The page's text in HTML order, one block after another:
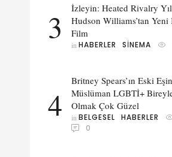
3
İzleyin: Heated Rivalry
Hudson Williams’tan Yeni
Film
in HABERLER SINEMA
4
Britney Spears’ın Eski
Müslüman LGBTİ+
Olmak Çok Güzel
in BELGESEL HABERLER
0